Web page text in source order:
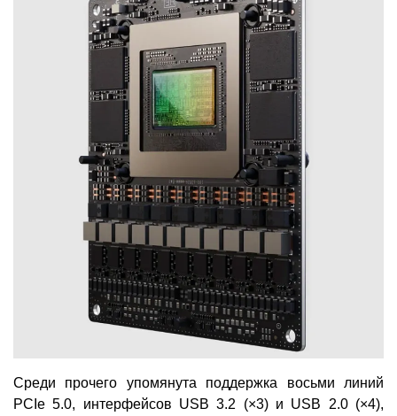
Среди прочего упомянута поддержка восьми линий
PCIe 5.0, интерфейсов USB 3.2 (×3) и USB 2.0 (×4),